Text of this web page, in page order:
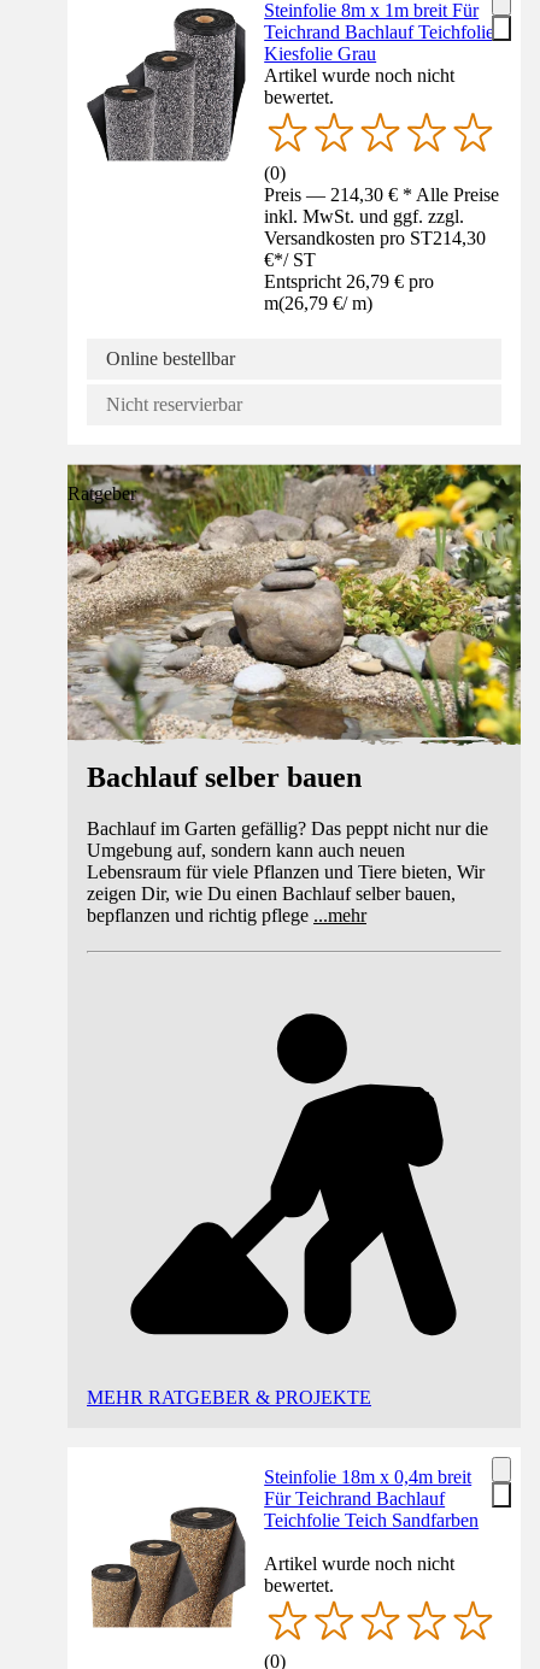
Steinfolie 8m x 1m breit Für
Teichrand Bachlauf Teichfolie
Kiesfolie Grau
Artikel wurde noch nicht
bewertet.
(0)
Preis — 214,30 € * Alle Preise
inkl. MwSt. und ggf. zzgl.
Versandkosten pro ST214,30
€*/ ST
Entspricht 26,79 € pro
m(26,79 €/ m)
Online bestellbar
Nicht reservierbar
Ratgeber
Bachlauf selber bauen
Bachlauf im Garten gefällig? Das peppt nicht nur die
Umgebung auf, sondern kann auch neuen
Lebensraum für viele Pflanzen und Tiere bieten, Wir
zeigen Dir, wie Du einen Bachlauf selber bauen,
bepflanzen und richtig pflege ...mehr
MEHR RATGEBER & PROJEKTE
Steinfolie 18m x 0,4m breit
Für Teichrand Bachlauf
Teichfolie Teich Sandfarben
Artikel wurde noch nicht
bewertet.
(0)